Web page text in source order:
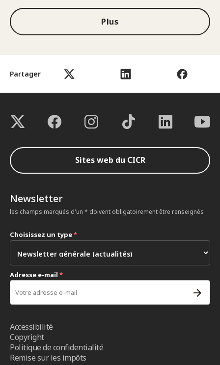
Partager
Plus
Sites web du CICR
Newsletter
les champs marqués d'un * doivent obligatoirement être renseignés
Choisissez un type*
Adresse e-mail *
Accessibilité
Copyright
Politique de confidentialité
Remise sur les impôts